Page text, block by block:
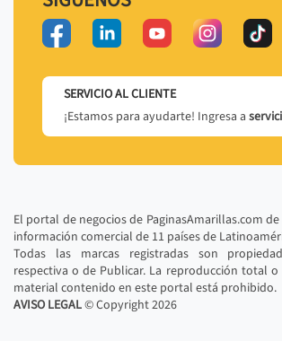
SERVICIO AL CLIENTE
¡Estamos para ayudarte! Ingresa a
El portal de negocios de PaginasAmarillas.com
información comercial de 11 países de
Todas las marcas registradas son
respectiva o de Publicar. La reproducción total
material contenido en este portal está prohibido.
AVISO LEGAL© Copyright2026